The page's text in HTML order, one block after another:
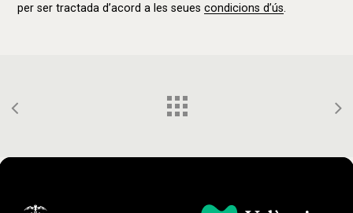
per ser tractada d’acord a les seues condicions d’ús.